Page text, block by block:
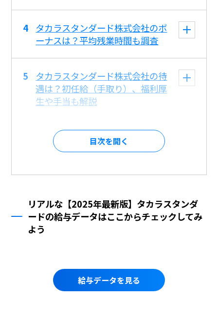
タカラスタンダード株式会社のボ
ーナスは？平均残業時間も調査
タカラスタンダード株式会社の待
遇は？初任給（手取り）、福利厚
生や手当も解説
目次を
リアルな【2025年最新版】タカラスタンダ
ードの給与データはここからチェックしてみ
よう
給与データを見る